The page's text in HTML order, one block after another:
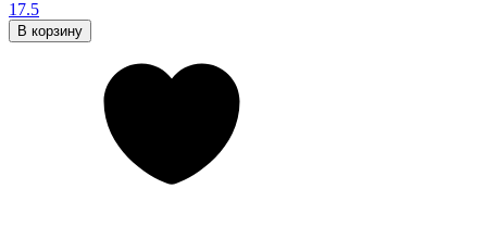
17.5
В корзину